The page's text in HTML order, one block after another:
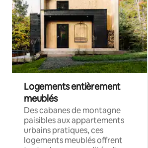
Logements entièrement
meublés
Des cabanes de montagne
paisibles aux appartements
urbains pratiques, ces
logements meublés offrent